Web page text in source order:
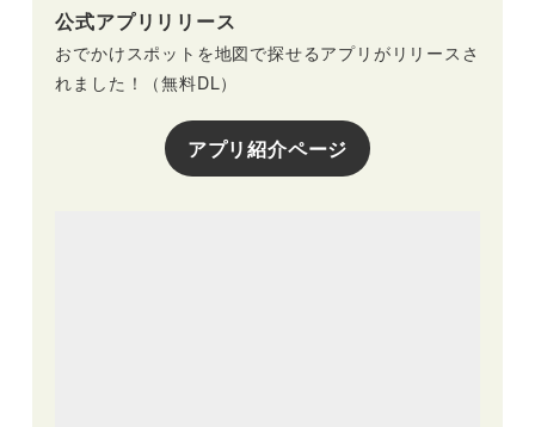
公式アプリリリース
おでかけスポットを地図で探せるアプリがリリースさ
れました！（無料DL）
アプリ紹介ページ